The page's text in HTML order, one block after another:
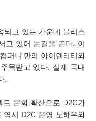
되고 있는 가운데 블리스
고 있어 눈길을 끈다. 이
퍼니'만의 아이덴티티와
목받고 있다. 실제 국내
.
트 문화 확산으로 D2C가
역시 D2C 운영 노하우와